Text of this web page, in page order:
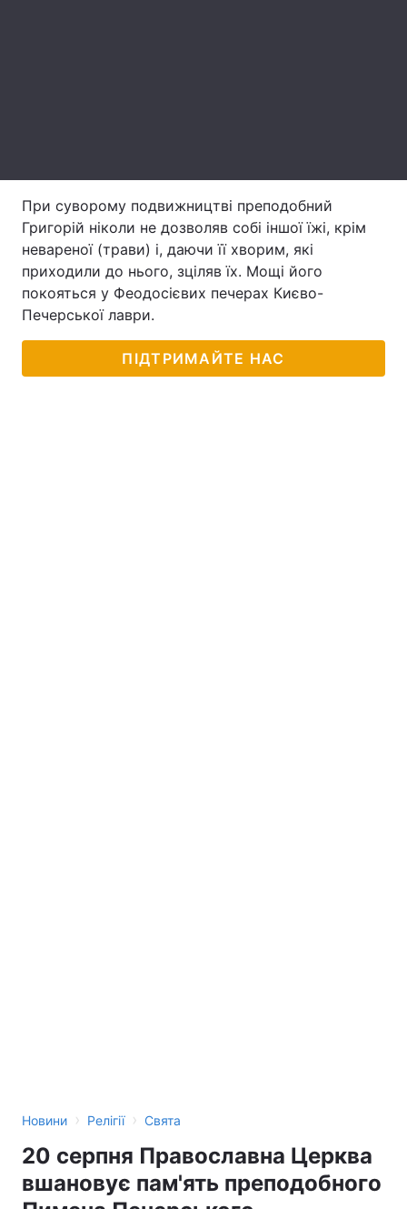
Послуги
При суворому подвижництві преподобний
Григорій ніколи не дозволяв собі іншої їжі, крім
невареної (трави) і, даючи її хворим, які
приходили до нього, зціляв їх. Мощі його
покояться у Феодосієвих печерах Києво-
Печерської лаври.
ПІДТРИМАЙТЕ НАС
Новини › Релігії › Свята
20 серпня Православна Церква
вшановує пам'ять преподобного